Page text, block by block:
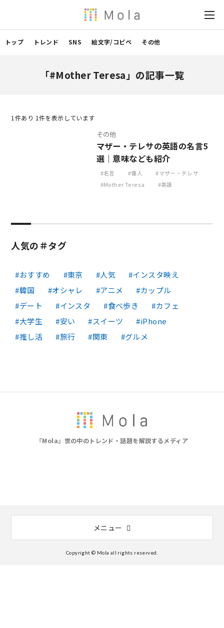
トップ トレンド SNS 絵文字/コピペ その他
「#Mother Teresa」の記事一覧
1 件あり 1件を表示しています
その他
マザー・テレサの英語の名言5
選｜意味なども紹介
名言 偉人
マザー・テレサ
Mother Teresa
英語
人気の＃タグ
おすすめ 東京 人気
インスタ映え
韓国
オシャレ アニメ
カップル
デート
インスタ 食べ歩き
カフェ
大学生
安い スイーツ
iPhone
推し活
旅行 関東 グルメ
『Mola』世の中のトレンド・話題を解説するメディア
メニュー
Copyright © Mola all rights reserved.